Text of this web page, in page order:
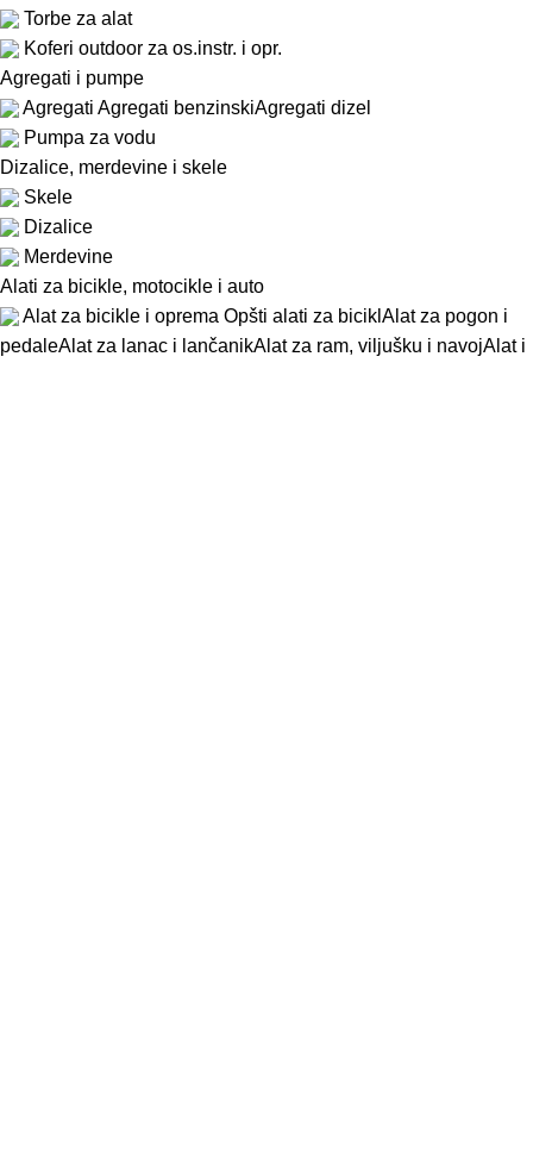
Torbe za alat
Koferi outdoor za os.instr. i opr.
Agregati i pumpe
Agregati Agregati benzinskiAgregati dizel
Pumpa za vodu
Dizalice, merdevine i skele
Skele
Dizalice
Merdevine
Alati za bicikle, motocikle i auto
Alat za bicikle i oprema Opšti alati za bicikl Alat za pogon i
pedaleAlat za lanac i lančanikAlat za ram, viljušku i navojAlat i